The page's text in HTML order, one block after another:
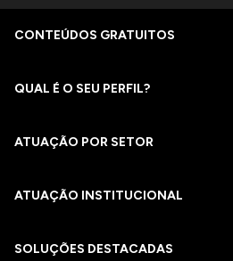
CONTEÚDOS GRATUITOS
QUAL É O SEU PERFIL?
ATUAÇÃO POR SETOR
ATUAÇÃO INSTITUCIONAL
SOLUÇÕES DESTACADAS